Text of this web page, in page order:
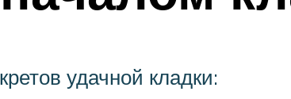
удачной кладки: